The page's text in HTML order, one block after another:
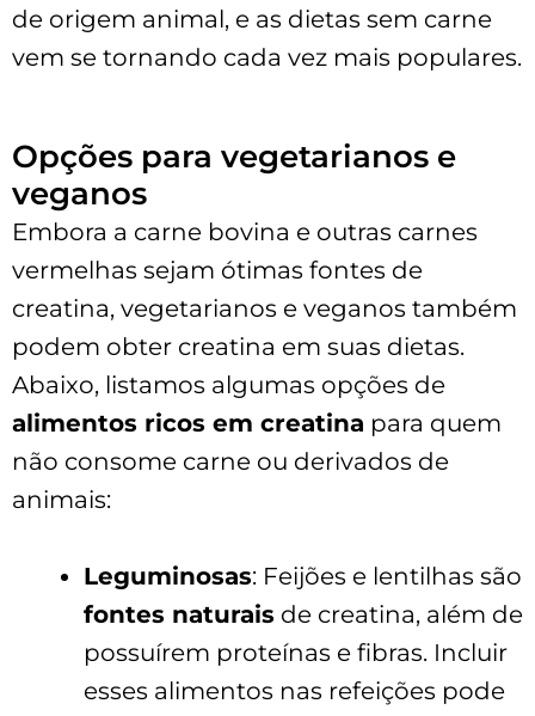
de origem animal, e as dietas sem carne
vem se tornando cada vez mais populares.
Opções para vegetarianos e
veganos
Embora a carne bovina e outras carnes
vermelhas sejam ótimas fontes de
creatina, vegetarianos e veganos também
podem obter creatina em suas dietas.
Abaixo, listamos algumas opções de
alimentos ricos em creatina para quem
não consome carne ou derivados de
animais:
Leguminosas: Feijões e lentilhas são
fontes naturais de creatina, além de
possuírem proteínas e fibras. Incluir
esses alimentos nas refeições pode